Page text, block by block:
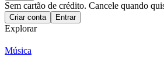
Sem cartão de crédito. Cancele quando
Criar conta Entrar
Explorar
Música